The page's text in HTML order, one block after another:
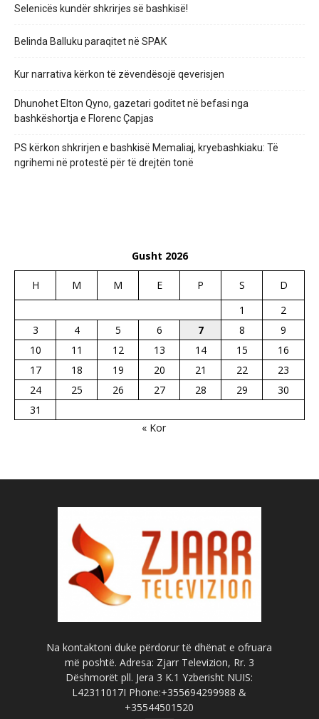
Selenicës kundër shkrirjes së bashkisë!
Belinda Balluku paraqitet në SPAK
Kur narrativa kërkon të zëvendësojë qeverisjen
Dhunohet Elton Qyno, gazetari goditet në befasi nga
bashkëshortja e Florenc Çapjas
PS kërkon shkrirjen e bashkisë Memaliaj, kryebashkiaku: Të
ngrihemi në protestë për të drejtën tonë
Gusht 2026
H M M E P S
D
1
2
3
4 5 6 7 8
9
10
11 12 13 14 15
16
17
18 19 20 21 22
23
24
25 26 27 28 29
30
31
« Kor
Na kontaktoni duke përdorur të dhënat e ofruara
më poshtë. Adresa: Zjarr Televizion, Rr. 3
Dëshmorët pll. Jera 3 K.1 Yzberisht NUIS:
L42311017I Phone:+355694299988 &
+35544501520